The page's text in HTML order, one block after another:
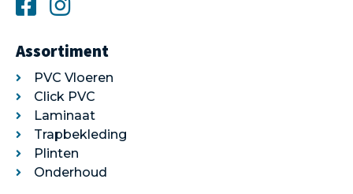
Assortiment
PVC Vloeren
Click PVC
Laminaat
Trapbekleding
Plinten
Onderhoud